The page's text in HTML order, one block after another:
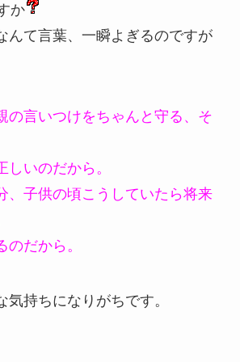
か
んて言葉、一瞬よぎるのですが
の言いつけをちゃんと守る、そ
しいのだから。
、子供の頃こうしていたら将来
のだから。
気持ちになりがちです。